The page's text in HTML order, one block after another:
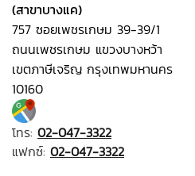
(สาขาบางแค)
757 ซอยเพชรเกษม 39-39/1
ถนนเพชรเกษม แขวงบางหว้า
เขตภาษีเจริญ กรุงเทพมหานคร
10160
โทร: 02-047-3322
แฟกซ์: 02-047-3322